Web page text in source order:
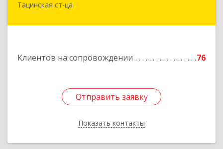
Тацинская ст-ца
Клиентов на сопровождении 76
Отправить заявку
Показать контакты
347060, Ростовская область, Тацинский район,
Отправить заявку
Назад